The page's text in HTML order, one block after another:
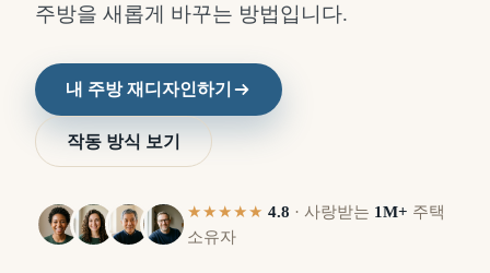
주방을 새롭게 바꾸는 방법입니다.
내 주방 재디자인하기
작동 방식 보기
★★★★★ 4.8 · 사랑받는 1M+ 주택
소유자
이
전